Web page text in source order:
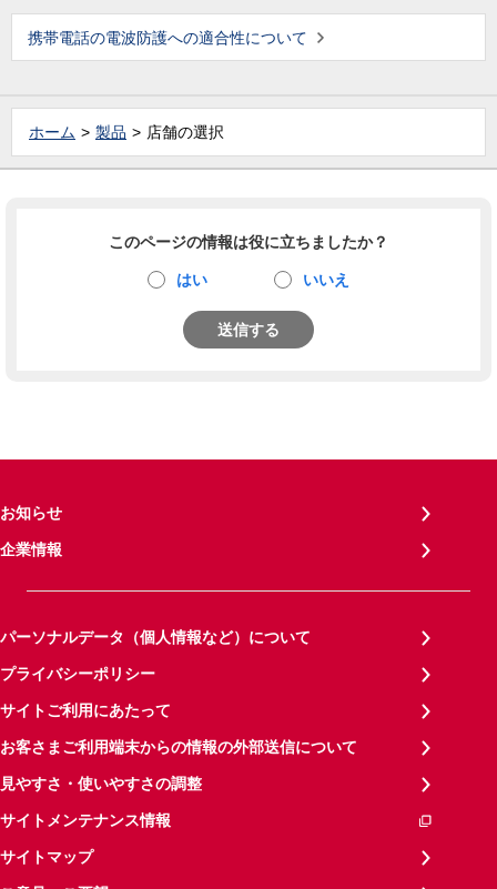
携帯電話の電波防護への適合性について
ホーム 製品 店舗の選択
このページの情報は役に立ちましたか？
はい いいえ
送信する
お知らせ
企業情報
パーソナルデータ（個人情報など）について
プライバシーポリシー
サイトご利用にあたって
お客さまご利用端末からの情報の外部送信について
見やすさ・使いやすさの調整
サイトメンテナンス情報
サイトマップ